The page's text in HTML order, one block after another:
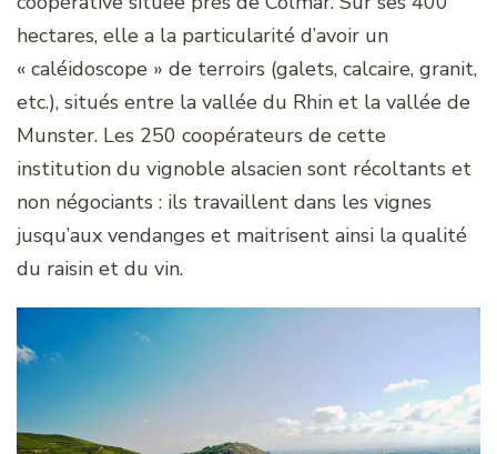
hectares, elle a la particularité d’avoir un
« caléidoscope » de terroirs (galets, calcaire, granit,
etc.), situés entre la vallée du Rhin et la vallée de
Munster. Les 250 coopérateurs de cette
institution du vignoble alsacien sont récoltants et
non négociants : ils travaillent dans les vignes
jusqu’aux vendanges et maitrisent ainsi la qualité
du raisin et du vin.